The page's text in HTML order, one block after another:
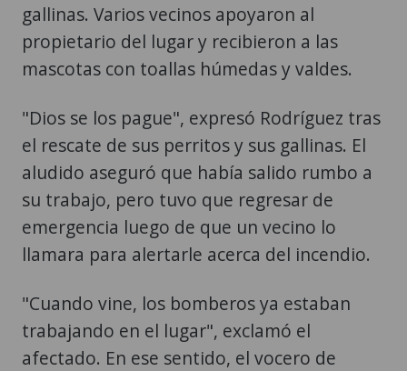
gallinas. Varios vecinos apoyaron al
propietario del lugar y recibieron a las
mascotas con toallas húmedas y valdes.
"Dios se los pague", expresó Rodríguez tras
el rescate de sus perritos y sus gallinas. El
aludido aseguró que había salido rumbo a
su trabajo, pero tuvo que regresar de
emergencia luego de que un vecino lo
llamara para alertarle acerca del incendio.
"Cuando vine, los bomberos ya estaban
trabajando en el lugar", exclamó el
afectado. En ese sentido, el vocero de